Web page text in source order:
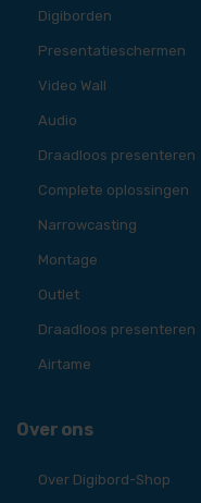
Digiborden
Presentatieschermen
Video Wall
Audio
Draadloos presenteren
Complete oplossingen
Narrowcasting
Montage
Outlet
Draadloos presenteren
Airtame
Over ons
Over Digibord-Shop